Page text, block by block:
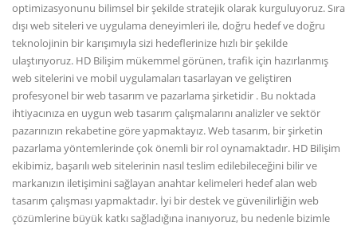
optimizasyonunu bilimsel bir şekilde stratejik olarak kurguluyoruz. Sıra
dışı web siteleri ve uygulama deneyimleri ile, doğru hedef ve doğru
teknolojinin bir karışımıyla sizi hedeflerinize hızlı bir şekilde
ulaştırıyoruz. HD Bilişim mükemmel görünen, trafik için hazırlanmış
web sitelerini ve mobil uygulamaları tasarlayan ve geliştiren
profesyonel bir web tasarım ve pazarlama şirketidir . Bu noktada
ihtiyacınıza en uygun web tasarım çalışmalarını analizler ve sektör
pazarınızın rekabetine göre yapmaktayız. Web tasarım, bir şirketin
pazarlama yöntemlerinde çok önemli bir rol oynamaktadır. HD Bilişim
ekibimiz, başarılı web sitelerinin nasıl teslim edilebileceğini bilir ve
markanızın iletişimini sağlayan anahtar kelimeleri hedef alan web
tasarım çalışması yapmaktadır. İyi bir destek ve güvenilirliğin web
çözümlerine büyük katkı sağladığına inanıyoruz, bu nedenle bizimle